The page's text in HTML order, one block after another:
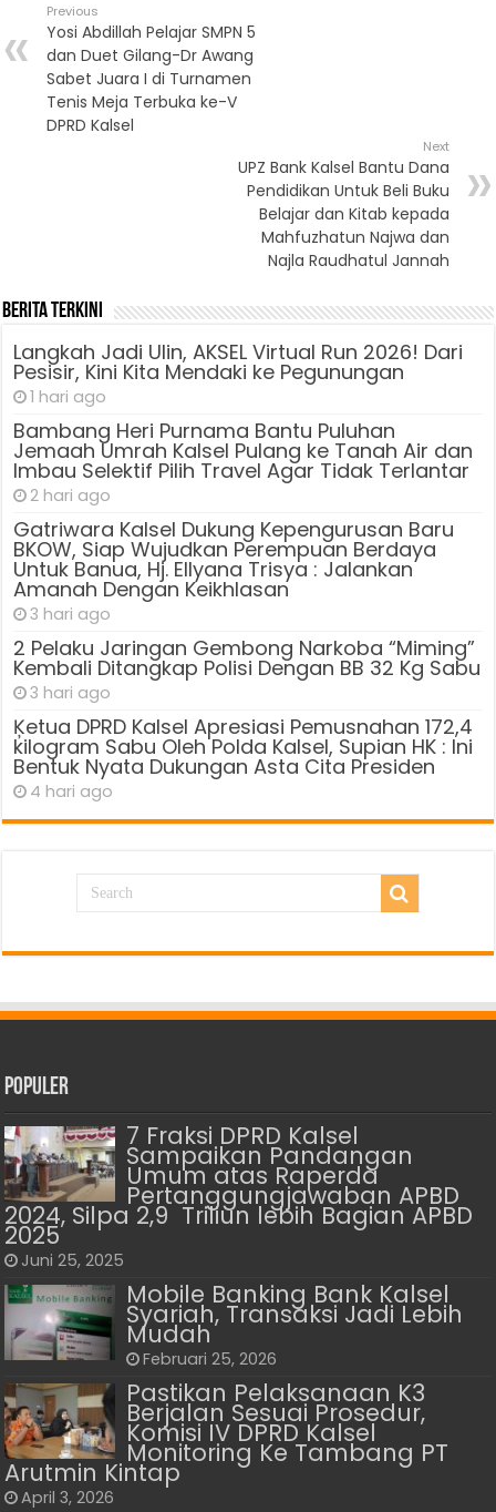
Previous
Yosi Abdillah Pelajar SMPN 5
dan Duet Gilang-Dr Awang
Sabet Juara I di Turnamen
Tenis Meja Terbuka ke-V
DPRD Kalsel
Next
UPZ Bank Kalsel Bantu Dana
Pendidikan Untuk Beli Buku
Belajar dan Kitab kepada
Mahfuzhatun Najwa dan
Najla Raudhatul Jannah
Berita Terkini
Langkah Jadi Ulin, AKSEL Virtual Run 2026! Dari
Pesisir, Kini Kita Mendaki ke Pegunungan
1 hari ago
Bambang Heri Purnama Bantu Puluhan
Jemaah Umrah Kalsel Pulang ke Tanah Air dan
Imbau Selektif Pilih Travel Agar Tidak Terlantar
2 hari ago
Gatriwara Kalsel Dukung Kepengurusan Baru
BKOW, Siap Wujudkan Perempuan Berdaya
Untuk Banua, Hj. Ellyana Trisya : Jalankan
Amanah Dengan Keikhlasan
3 hari ago
2 Pelaku Jaringan Gembong Narkoba “Miming”
Kembali Ditangkap Polisi Dengan BB 32 Kg Sabu
3 hari ago
Ķetua DPRD Kalsel Apresiasi Pemusnahan 172,4
kilogram Sabu Oleh Polda Kalsel, Supian HK : Ini
Bentuk Nyata Dukungan Asta Cita Presiden
4 hari ago
Populer
7 Fraksi DPRD Kalsel
Sampaikan Pandangan
Umum atas Raperda
Pertanggungjawaban APBD
2024, Silpa 2,9 Triliun lebih Bagian APBD
2025
Juni 25, 2025
Mobile Banking Bank Kalsel
Syariah, Transaksi Jadi Lebih
Mudah
Februari 25, 2026
Pastikan Pelaksanaan K3
Berjalan Sesuai Prosedur,
Komisi IV DPRD Kalsel
Monitoring Ke Tambang PT
Arutmin Kintap
April 3, 2026